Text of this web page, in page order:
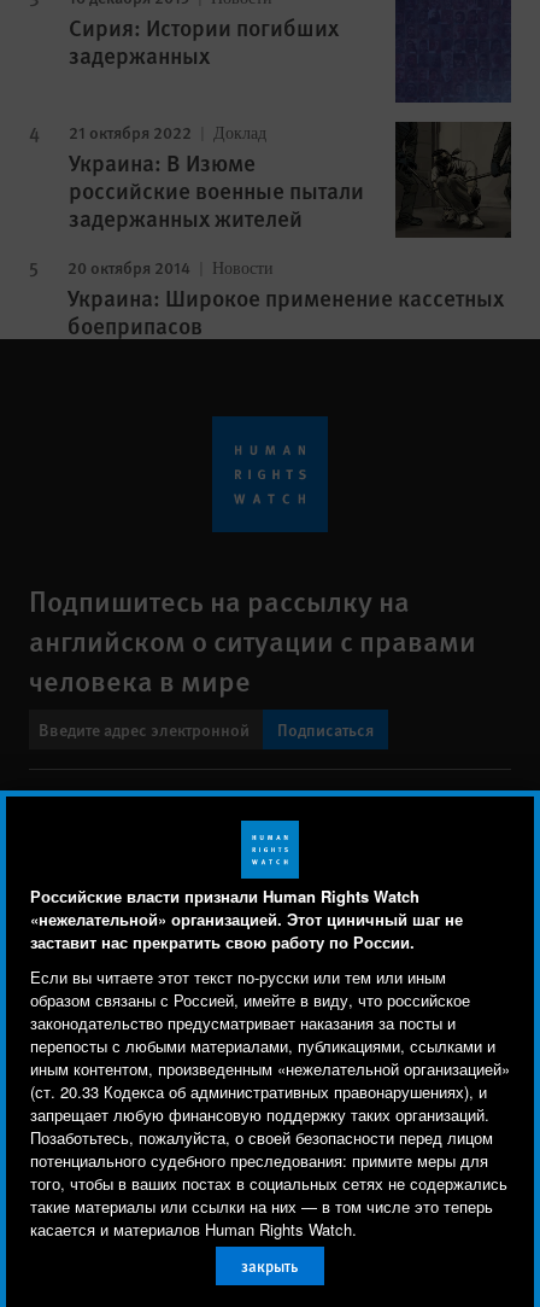
Российские власти признали Human Rights Watch
«нежелательной» организацией. Этот циничный шаг не
заставит нас прекратить свою работу по России.
Если вы читаете этот текст по-русски или тем или иным
образом связаны с Россией, имейте в виду, что российское
законодательство предусматривает наказания за посты и
перепосты с любыми материалами, публикациями, ссылками и
иным контентом, произведенным «нежелательной организацией»
(ст. 20.33 Кодекса об административных правонарушениях), и
запрещает любую финансовую поддержку таких организаций.
Позаботьтесь, пожалуйста, о своей безопасности перед лицом
потенциального судебного преследования: примите меры для
того, чтобы в ваших постах в социальных сетях не содержались
такие материалы или ссылки на них — в том числе это теперь
касается и материалов Human Rights Watch.
закрыть
Сирия: Истории погибших
задержанных
21 октября 2022 Доклад
Украина: В Изюме
российские военные пытали
задержанных жителей
20 октября 2014 Новости
Украина: Широкое применение кассетных
боеприпасов
Подпишитесь на рассылку на
английском о ситуации с правами
человека в мире
Подписаться
Свяжитесь с нами
menu
Заявление о политике конфиденциальности
Карта сайта
Text Version
© 2026 Human Rights Watch
Human Rights Watch| 350 Fifth Avenue, 34th Floor | New York,NY
10118-3299USA|t1.212.290.4700
Human Rights Watchis a 501(C)(3) nonprofit registered in the US
under EIN: 13-2875808
Human Rights Watch cookie preferences
Мы используем файлы cookie, технологии
отслеживания и сторонние аналитические
инструменты, чтобы лучше понять, кто посещает
сайт, и улучшить ваш опыт взаимодействия с ним.
Используя наш сайт, вы соглашаетесь с этим.
Ознакомьтесь с нашей политикой
конфиденциальности,чтобы узнать, для чего
используются файлы cookie и как изменить ваши
настройки.